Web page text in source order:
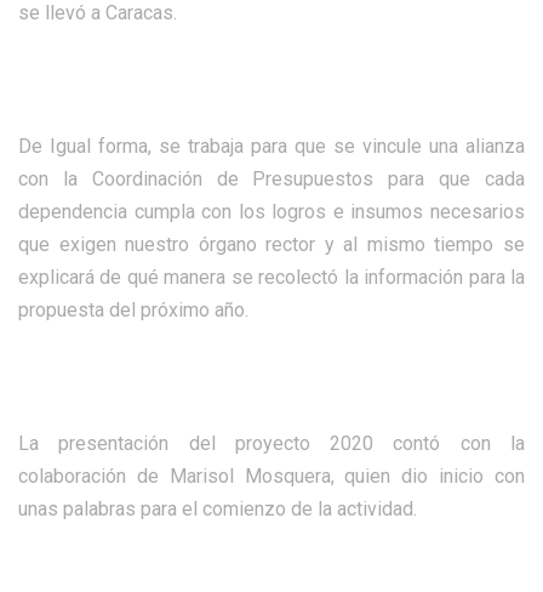
se llevó a Caracas.
De Igual forma, se trabaja para que se vincule una alianza
con la Coordinación de Presupuestos para que cada
dependencia cumpla con los logros e insumos necesarios
que exigen nuestro órgano rector y al mismo tiempo se
explicará de qué manera se recolectó la información para la
propuesta del próximo año.
La presentación del proyecto 2020 contó con la
colaboración de Marisol Mosquera, quien dio inicio con
unas palabras para el comienzo de la actividad.